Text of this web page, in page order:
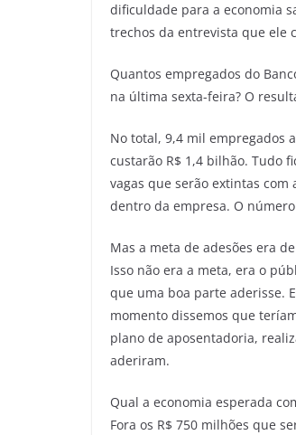
dificuldade para a economia
trechos da entrevista que ele
Quantos empregados do
na última sexta-feira? O
No total, 9,4 mil empregados
custarão R$ 1,4 bilhão. Tudo
vagas que serão extintas
dentro da empresa. O
Mas a meta de adesões era
Isso não era a meta, era o
que uma boa parte aderisse.
momento dissemos que
plano de aposentadoria,
aderiram.
Qual a economia esperada
Fora os R$ 750 milhões que